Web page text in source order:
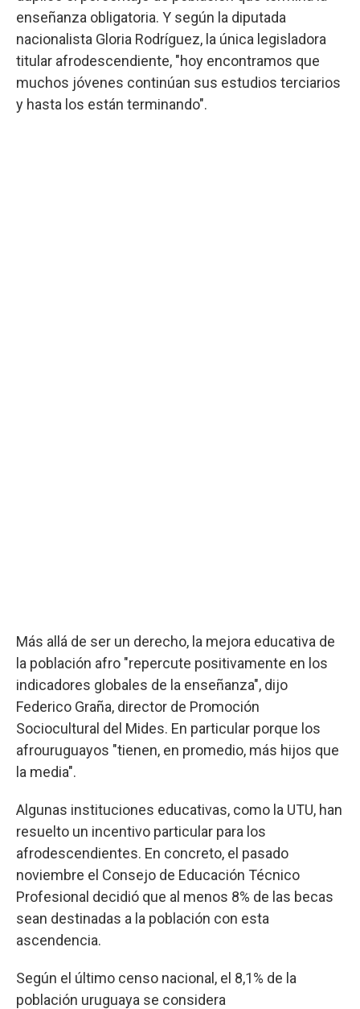
enseñanza obligatoria. Y según la diputada
nacionalista Gloria Rodríguez, la única legisladora
titular afrodescendiente, "hoy encontramos que
muchos jóvenes continúan sus estudios terciarios
y hasta los están terminando".
Más allá de ser un derecho, la mejora educativa de
la población afro "repercute positivamente en los
indicadores globales de la enseñanza", dijo
Federico Graña, director de Promoción
Sociocultural del Mides. En particular porque los
afrouruguayos "tienen, en promedio, más hijos que
la media".
Algunas instituciones educativas, como la UTU, han
resuelto un incentivo particular para los
afrodescendientes. En concreto, el pasado
noviembre el Consejo de Educación Técnico
Profesional decidió que al menos 8% de las becas
sean destinadas a la población con esta
ascendencia.
Según el último censo nacional, el 8,1% de la
población uruguaya se considera